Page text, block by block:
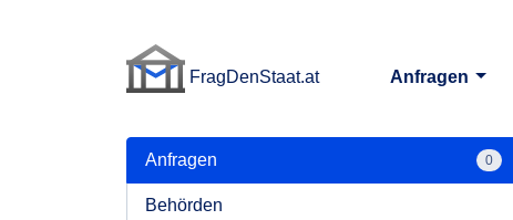
FragDenStaat.at
Anfragen
Anfragen 0
Behörden